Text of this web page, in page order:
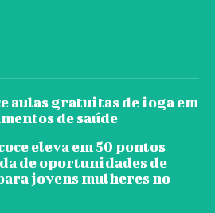
aulas gratuitas de ioga em
de saúde
eleva em 50 pontos
de oportunidades de
jovens mulheres no